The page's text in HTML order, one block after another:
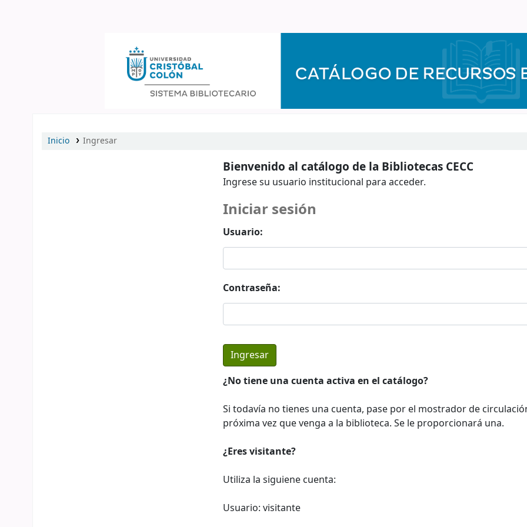
Inicio Ingresar
Bienvenido al catálogo de la Bibliotecas CECC
Ingrese su usuario institucional para acceder.
Iniciar sesión
Usuario:
Contraseña:
¿No tiene una cuenta activa en el catálogo?
Si todavía no tienes una cuenta, pase por el mostrador de
próxima vez que venga a la biblioteca. Se le proporcionará una.
¿Eres visitante?
Utiliza la siguiene cuenta:
Usuario: visitante